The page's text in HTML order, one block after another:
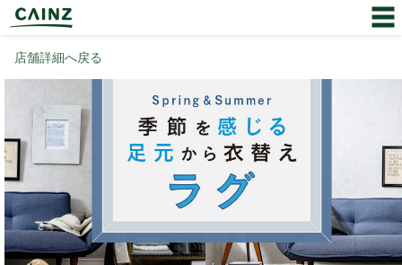
店舗詳細へ戻る